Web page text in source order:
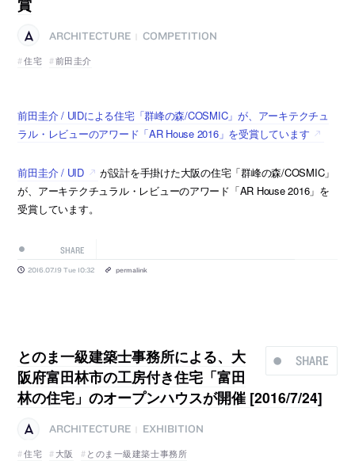
賞
ARCHITECTURE
COMPETITION
住宅
前田圭介
前田圭介 / UIDによる住宅「群峰の森/COSMIC」が、アーキテクチュ
ラル・レビューのアワード「AR House 2016」を受賞しています
前田圭介 / UID
が設計を手掛けた大阪の住宅「群峰の森/COSMIC」
が、アーキテクチュラル・レビューのアワード「AR House 2016」を
受賞しています。
SHARE
2016.07.19 Tue 10:32 permalink
SHARE
とのま一級建築士事務所による、大
阪府富田林市の工房付き住宅「富田
林の住宅」のオープンハウスが開催 [2016/7/24]
ARCHITECTURE
EXHIBITION
住宅
大阪 とのま一級建築士事務所